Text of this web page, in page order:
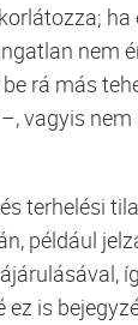
ha
nem
rá más
vagyis
terhelési
például
ez is